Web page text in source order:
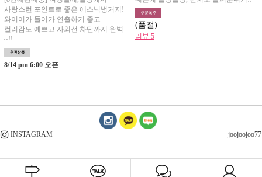
사랑스런 포인트로 좋은 에스닉벙거지!
와이어가 들어가 연출하기 좋고
컬러감도 예쁘고 자외선 차단까지 완벽
~!!
8/14 pm 6:00 오픈
(품절)
리뷰 5
INSTAGRAM joojoojoo77